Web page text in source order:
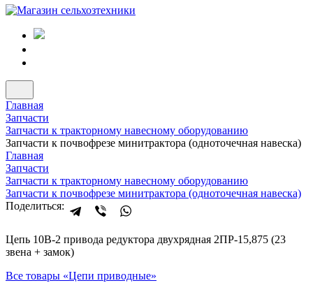
Главная
Запчасти
Запчасти к тракторному навесному оборудованию
Запчасти к почвофрезе минитрактора (одноточечная навеска)
Главная
Запчасти
Запчасти к тракторному навесному оборудованию
Запчасти к почвофрезе минитрактора (одноточечная навеска)
Поделиться:
Цепь 10B-2 привода редуктора двухрядная 2ПР-15,875 (23
звена + замок)
Все товары «Цепи приводные»